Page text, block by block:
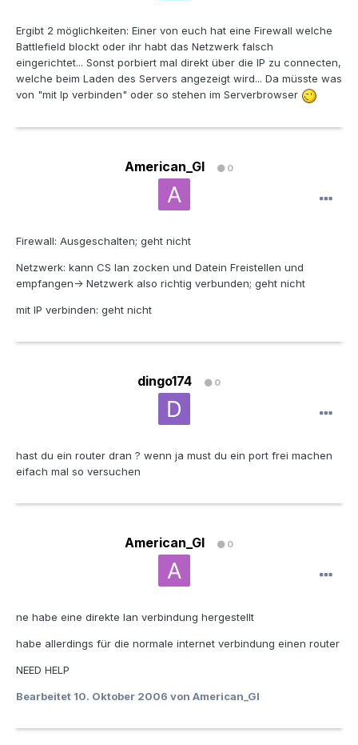
Ergibt 2 möglichkeiten: Einer von euch hat eine Firewall welche
Battlefield blockt oder ihr habt das Netzwerk falsch
eingerichtet... Sonst porbiert mal direkt über die IP zu connecten,
welche beim Laden des Servers angezeigt wird... Da müsste was
von "mit Ip verbinden" oder so stehen im Serverbrowser
American_GI 0
Firewall: Ausgeschalten; geht nicht
Netzwerk: kann CS lan zocken und Datein Freistellen und
empfangen-> Netzwerk also richtig verbunden; geht nicht
mit IP verbinden: geht nicht
dingo174 0
hast du ein router dran ? wenn ja must du ein port frei machen
eifach mal so versuchen
American_GI 0
ne habe eine direkte lan verbindung hergestellt
habe allerdings für die normale internet verbindung einen router
NEED HELP
Bearbeitet 10. Oktober 2006 von American_GI